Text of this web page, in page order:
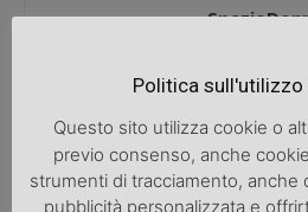
ARTICOLI CORRELATI ALTRO
Knitting
Politica sull'utilizzo
Questo sito utilizza cookie o
previo consenso, anche
strumenti di tracciamento, anche
pubblicità personalizzata e